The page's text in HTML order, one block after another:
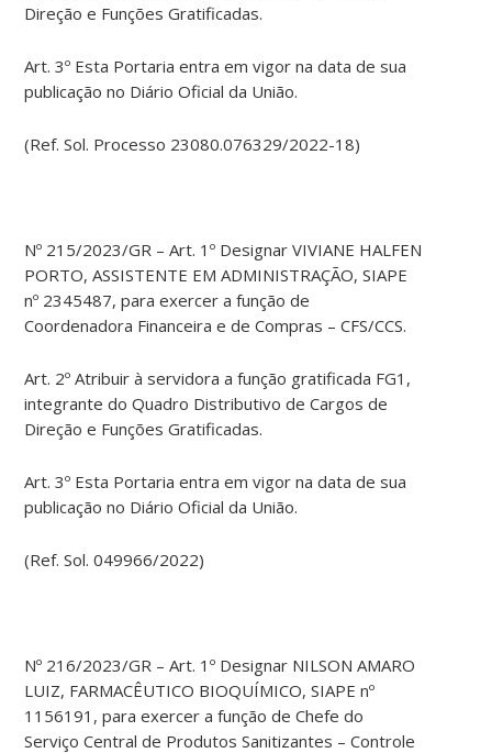
Direção e Funções Gratificadas.
Art. 3º Esta Portaria entra em vigor na data de sua
publicação no Diário Oficial da União.
(Ref. Sol. Processo 23080.076329/2022-18)
Nº 215/2023/GR – Art. 1º Designar VIVIANE HALFEN
PORTO, ASSISTENTE EM ADMINISTRAÇÃO, SIAPE
nº 2345487, para exercer a função de
Coordenadora Financeira e de Compras – CFS/CCS.
Art. 2º Atribuir à servidora a função gratificada FG1,
integrante do Quadro Distributivo de Cargos de
Direção e Funções Gratificadas.
Art. 3º Esta Portaria entra em vigor na data de sua
publicação no Diário Oficial da União.
(Ref. Sol. 049966/2022)
Nº 216/2023/GR – Art. 1º Designar NILSON AMARO
LUIZ, FARMACÊUTICO BIOQUÍMICO, SIAPE nº
1156191, para exercer a função de Chefe do
Serviço Central de Produtos Sanitizantes – Controle